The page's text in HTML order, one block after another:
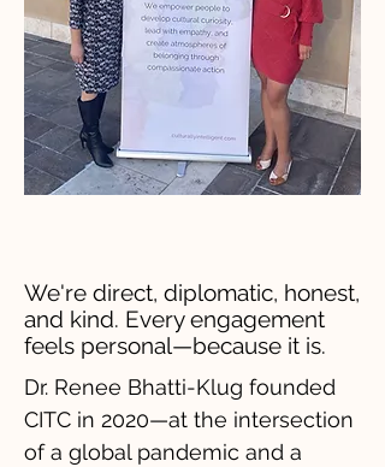
We're direct, diplomatic, honest,
and kind. Every engagement
feels personal—because it is.
Dr. Renee Bhatti-Klug founded
CITC in 2020—at the intersection
of a global pandemic and a